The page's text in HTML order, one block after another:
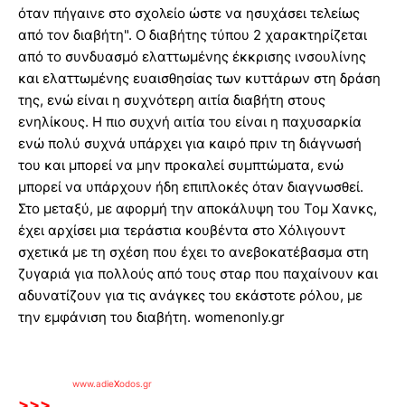
όταν πήγαινε στο σχολείο ώστε να ησυχάσει τελείως
από τον διαβήτη". Ο διαβήτης τύπου 2 χαρακτηρίζεται
από το συνδυασμό ελαττωμένης έκκρισης ινσουλίνης
και ελαττωμένης ευαισθησίας των κυττάρων στη δράση
της, ενώ είναι η συχνότερη αιτία διαβήτη στους
ενηλίκους. Η πιο συχνή αιτία του είναι η παχυσαρκία
ενώ πολύ συχνά υπάρχει για καιρό πριν τη διάγνωσή
του και μπορεί να μην προκαλεί συμπτώματα, ενώ
μπορεί να υπάρχουν ήδη επιπλοκές όταν διαγνωσθεί.
Στο μεταξύ, με αφορμή την αποκάλυψη του Τομ Χανκς,
έχει αρχίσει μια τεράστια κουβέντα στο Χόλιγουντ
σχετικά με τη σχέση που έχει το ανεβοκατέβασμα στη
ζυγαριά για πολλούς από τους σταρ που παχαίνουν και
αδυνατίζουν για τις ανάγκες του εκάστοτε ρόλου, με
την εμφάνιση του διαβήτη. womenonly.gr
www.adieXodos.gr